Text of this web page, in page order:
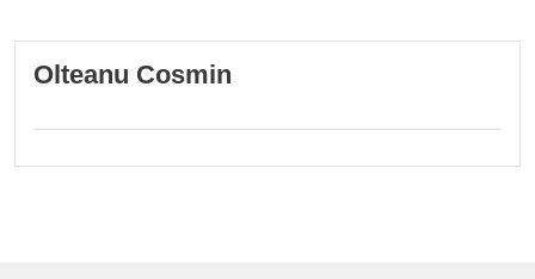
Olteanu Cosmin